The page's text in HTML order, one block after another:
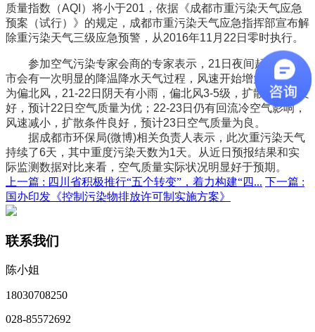
质量指数（AQI）将小于201，依据《成都市重污染天气应急
预案（试行）》的规定，成都市重污染天气应急指挥部宣布解
除重污染天气三级应急预警，从2016年11月22日零时执行。
参加空气污染专家会商的专家表示，21日夜间起，成都
市会有一次明显的降温降水天气过程，风速开始增大，风向转
为偏北风，21-22日阴天有小雨，偏北风3-5级，扩散条件为良
好，预计22日空气质量为优；22-23日仍有回流冷空气影响，
风速减小，扩散条件良好，预计23日空气质量为良。
据成都市环保局(微博)相关负责人表示，此次重污染天气
持续了6天，其中重度污染天数为1天。从近日预报结果和实
际监测数据对比来看，空气质量实际状况明显好于预期。
上一篇 : 四川省积极推行“五个转变”，着力构建“四... 下一篇 :
国办印发《控制污染物排放许可制实施方案》
联系我们
陈小姐
18030708250
028-85572692